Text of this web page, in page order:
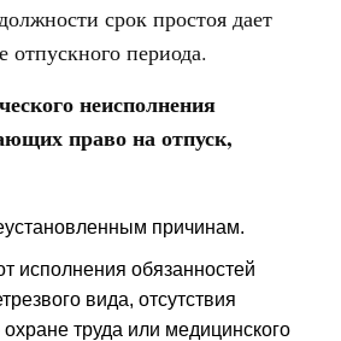
срок простоя дает
отпускного периода.
неисполнения
право на отпуск,
причинам.
исполнения обязанностей
вида, отсутствия
охране труда или медицинского